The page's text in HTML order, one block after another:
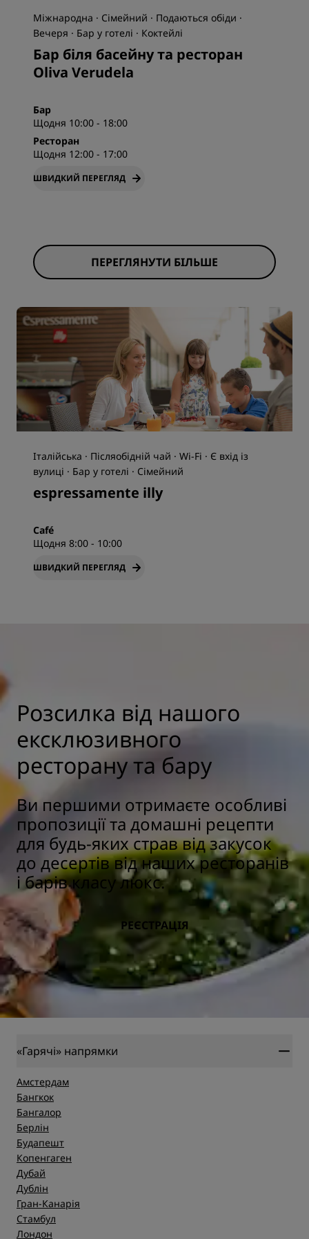
Міжнародна · Сімейний · Подаються обіди ·
Вечеря · Бар у готелі · Коктейлі
Бар біля басейну та ресторан
Oliva Verudela
Бар
Щодня 10:00 - 18:00
Ресторан
Щодня 12:00 - 17:00
ШВИДКИЙ ПЕРЕГЛЯД
ПЕРЕГЛЯНУТИ БІЛЬШЕ
Італійська · Післяобідній чай · Wi-Fi · Є вхід із
вулиці · Бар у готелі · Сімейний
espressamente illy
Café
Щодня 8:00 - 10:00
ШВИДКИЙ ПЕРЕГЛЯД
Розсилка від нашого
ексклюзивного
ресторану та бару
Ви першими отримаєте особливі
пропозиції та домашні рецепти
для будь-яких страв від закусок
до десертів від наших ресторанів
і барів класу люкс.
РЕЄСТРАЦІЯ
«Гарячі» напрямки
Амстердам
Бангкок
Бангалор
Берлін
Будапешт
Копенгаген
Дубай
Дублін
Гран-Канарія
Стамбул
Лондон